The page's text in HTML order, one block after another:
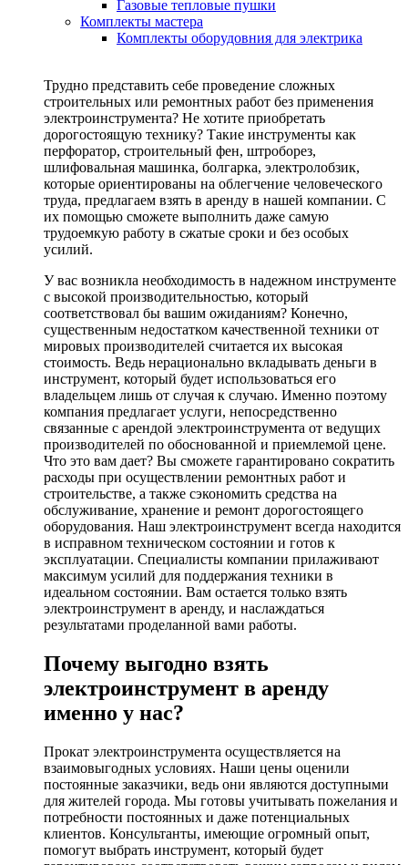
Газовые тепловые пушки
Комплекты мастера
Комплекты оборудовния для электрика
Трудно представить себе проведение сложных
строительных или ремонтных работ без применения
электроинструмента? Не хотите приобретать
дорогостоящую технику? Такие инструменты как
перфоратор, строительный фен, штроборез,
шлифовальная машинка, болгарка, электролобзик,
которые ориентированы на облегчение человеческого
труда, предлагаем взять в аренду в нашей компании. С
их помощью сможете выполнить даже самую
трудоемкую работу в сжатые сроки и без особых
усилий.
У вас возникла необходимость в надежном инструменте
с высокой производительностью, который
соответствовал бы вашим ожиданиям? Конечно,
существенным недостатком качественной техники от
мировых производителей считается их высокая
стоимость. Ведь нерационально вкладывать деньги в
инструмент, который будет использоваться его
владельцем лишь от случая к случаю. Именно поэтому
компания предлагает услуги, непосредственно
связанные с арендой электроинструмента от ведущих
производителей по обоснованной и приемлемой цене.
Что это вам дает? Вы сможете гарантировано сократить
расходы при осуществлении ремонтных работ и
строительстве, а также сэкономить средства на
обслуживание, хранение и ремонт дорогостоящего
оборудования. Наш электроинструмент всегда находится
в исправном техническом состоянии и готов к
эксплуатации. Специалисты компании прилаживают
максимум усилий для поддержания техники в
идеальном состоянии. Вам остается только взять
электроинструмент в аренду, и наслаждаться
результатами проделанной вами работы.
Почему выгодно взять
электроинструмент в аренду
именно у нас?
Прокат электроинструмента осуществляется на
взаимовыгодных условиях. Наши цены оценили
постоянные заказчики, ведь они являются доступными
для жителей города. Мы готовы учитывать пожелания и
потребности постоянных и даже потенциальных
клиентов. Консультанты, имеющие огромный опыт,
помогут выбрать инструмент, который будет